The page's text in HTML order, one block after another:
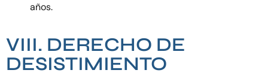
años.
VIII. DERECHO DE
DESISTIMIENTO